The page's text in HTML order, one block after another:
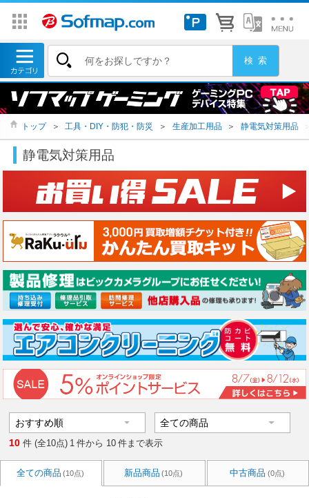
トップ ＞ 工具・DIY・防犯・防災 ＞ 生産加工用品 ＞ 静電気対策用品
静電気対策用品
10 件 (全10点) 1 件から 10 件まで表示
全ての商品 (10点) 新品商品 (10点) 中古商品 (0点)